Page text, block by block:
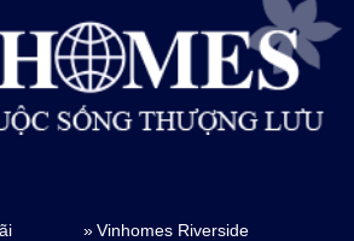
Vinhomes Riverside